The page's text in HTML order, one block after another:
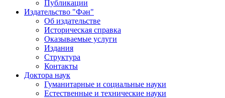
Публикации
Издательство "Фән"
Об издательстве
Историческая справка
Оказываемые услуги
Издания
Структура
Контакты
Доктора наук
Гуманитарные и социальные науки
Естественные и технические науки